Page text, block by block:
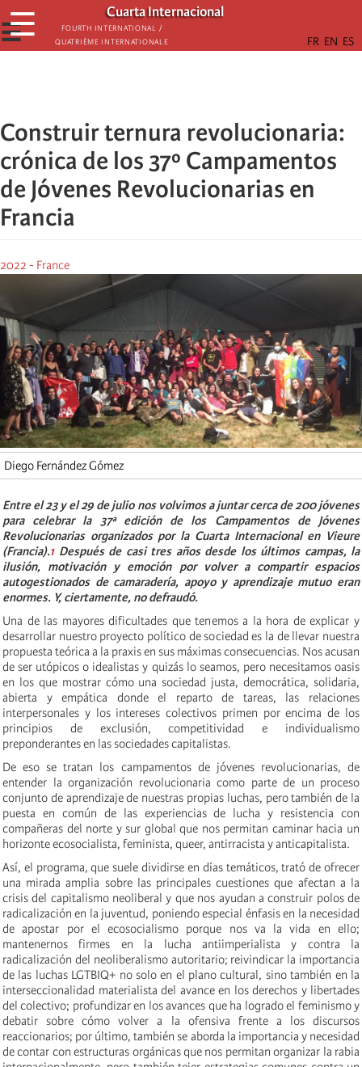
Skip
to
main
Cuarta Internacional
Fourth International /
Quatrième internationale
☰
☰
Construir ternura revolucionaria:
crónica de los 37º Campamentos
de Jóvenes Revolucionarias en
Francia
2022 - France
Diego Fernández Gómez
Entre el 23 y el 29 de julio nos volvimos a juntar cerca de 200 jóvenes
para celebrar la 37ª edición de los Campamentos de Jóvenes
Revolucionarias organizados por la Cuarta Internacional en Vieure
(Francia).1Después de casi tres años desde los últimos campas, la
ilusión, motivación y emoción por volver a compartir espacios
autogestionados de camaradería, apoyo y aprendizaje mutuo eran
enormes. Y, ciertamente, no defraudó.
Una de las mayores dificultades que tenemos a la hora de explicar y
desarrollar nuestro proyecto político de sociedad es la de llevar nuestra
propuesta teórica a la praxis en sus máximas consecuencias. Nos acusan
de ser utópicos o idealistas y quizás lo seamos, pero necesitamos oasis
en los que mostrar cómo una sociedad justa, democrática, solidaria,
abierta y empática donde el reparto de tareas, las relaciones
interpersonales y los intereses colectivos primen por encima de los
principios de exclusión, competitividad e individualismo
preponderantes en las sociedades capitalistas.
De eso se tratan los campamentos de jóvenes revolucionarias, de
entender la organización revolucionaria como parte de un proceso
conjunto de aprendizaje de nuestras propias luchas, pero también de la
puesta en común de las experiencias de lucha y resistencia con
compañeras del norte y sur global que nos permitan caminar hacia un
horizonte ecosocialista, feminista, queer, antirracista y anticapitalista.
Así, el programa, que suele dividirse en días temáticos, trató de ofrecer
una mirada amplia sobre las principales cuestiones que afectan a la
crisis del capitalismo neoliberal y que nos ayudan a construir polos de
radicalización en la juventud, poniendo especial énfasis en la necesidad
de apostar por el ecosocialismo porque nos va la vida en ello;
mantenernos firmes en la lucha antiimperialista y contra la
radicalización del neoliberalismo autoritario; reivindicar la importancia
de las luchas LGTBIQ+ no solo en el plano cultural, sino también en la
interseccionalidad materialista del avance en los derechos y libertades
del colectivo; profundizar en los avances que ha logrado el feminismo y
debatir sobre cómo volver a la ofensiva frente a los discursos
reaccionarios; por último, también se aborda la importancia y necesidad
de contar con estructuras orgánicas que nos permitan organizar la rabia